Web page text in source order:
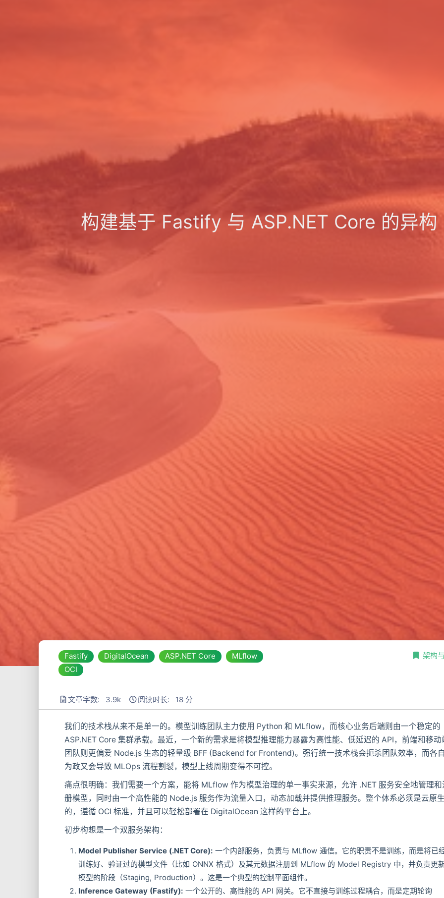
构建基于 Fastify 与 ASP.NET Core 的异
Fastify DigitalOcean ASP.NET Core
MLflow
OCI
架构
文章字数: 3.9k 阅读时长: 18 分
我们的技术栈从来不是单一的。模型训练团队主力使用 Python 和 MLflow，而核心业务后端则由一个稳定的
ASP.NET Core 集群承载。最近，一个新的需求是将模型推理能力暴露为高性能、低延迟的 API，前端和移动
团队则更偏爱 Node.js 生态的轻量级 BFF (Backend for Frontend)。强行统一技术栈会扼杀团队效率，而各
为政又会导致 MLOps 流程割裂，模型上线周期变得不可控。
痛点很明确：我们需要一个方案，能将 MLflow 作为模型治理的单一事实来源，允许 .NET 服务安全地管理和
册模型，同时由一个高性能的 Node.js 服务作为流量入口，动态加载并提供推理服务。整个体系必须是云原
的，遵循 OCI 标准，并且可以轻松部署在 DigitalOcean 这样的平台上。
初步构想是一个双服务架构：
Model Publisher Service (.NET Core): 一个内部服务，负责与 MLflow 通信。它的职责不是训练，而是将已
训练好、验证过的模型文件（比如 ONNX 格式）及其元数据注册到 MLflow 的 Model Registry 中，并负责更
模型的阶段（Staging, Production）。这是一个典型的控制平面组件。
Inference Gateway (Fastify):一个公开的、高性能的 API 网关。它不直接与训练过程耦合，而是定期轮询